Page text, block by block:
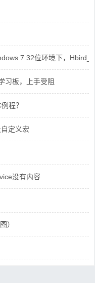
7 32位环境下，
习板，上手受阻
程？
定义宏
没有内容
）